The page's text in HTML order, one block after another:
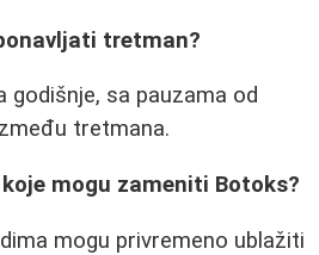
tretman?
godišnje, sa pauzama od
tretmana.
mogu zameniti Botoks?
mogu privremeno ublažiti